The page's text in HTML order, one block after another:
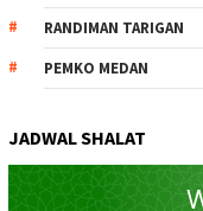
RANDIMAN TARIGAN
PEMKO MEDAN
JADWAL SHALAT